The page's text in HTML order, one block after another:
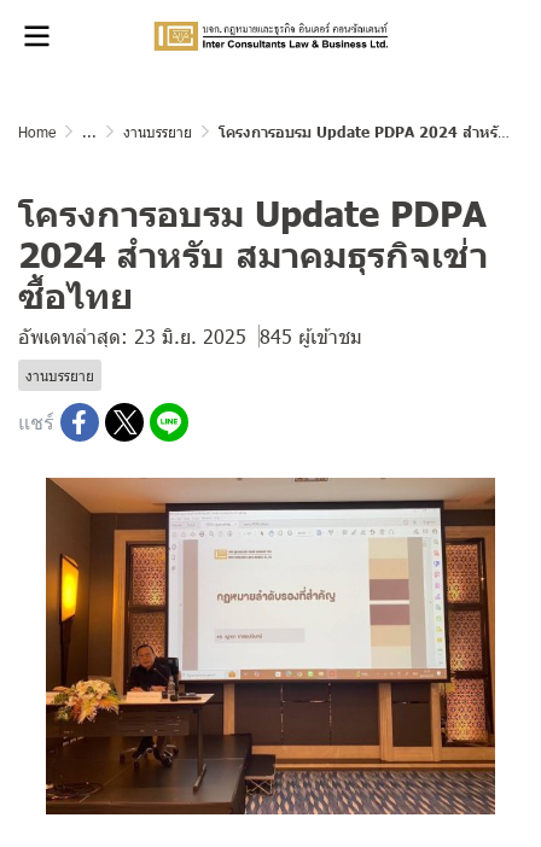
Home ... งานบรรยาย โครงการอบรม Update PDPA 2024 สำหรับ สมาคมธุรกิจเช่าซื้อไทย
โครงการอบรม Update PDPA
2024 สำหรับ สมาคมธุรกิจเช่า
ซื้อไทย
อัพเดทล่าสุด: 23 มิ.ย. 2025 845 ผู้เข้าชม
งานบรรยาย
แชร์